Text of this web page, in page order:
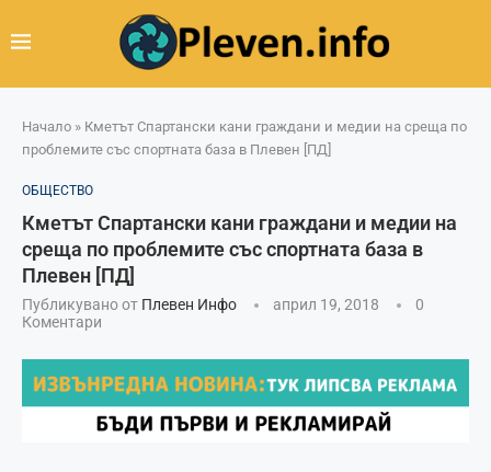
Начало » Кметът Спартански кани граждани и медии на среща по
проблемите със спортната база в Плевен [ПД]
ОБЩЕСТВО
Кметът Спартански кани граждани и медии на
среща по проблемите със спортната база в
Плевен [ПД]
Публикувано от Плевен Инфо април 19, 2018
0
Коментари